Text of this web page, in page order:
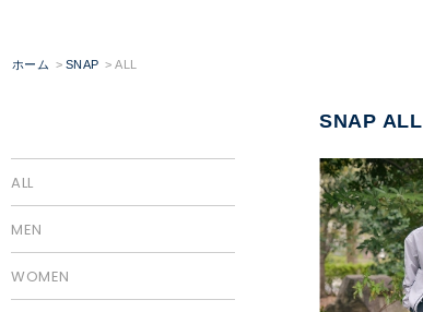
ホーム SNAP ALL
SNAP ALL
ALL
MEN
WOMEN